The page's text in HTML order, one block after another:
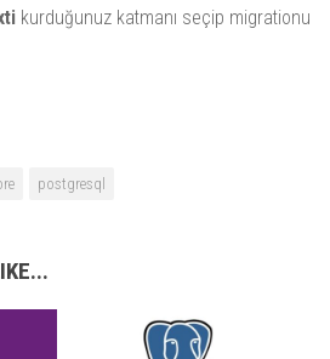
kurduğunuz katmanı seçip migrationu
postgresql